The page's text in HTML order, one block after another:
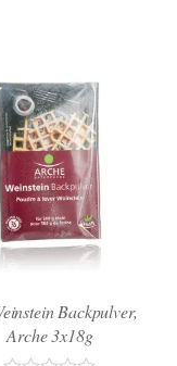
Backpulver,
Arche 3x18g